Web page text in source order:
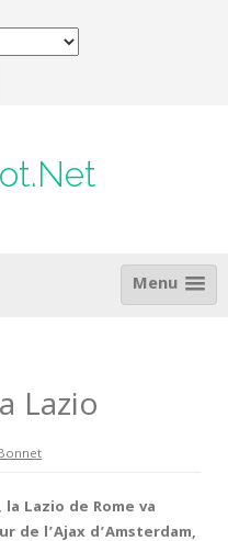
Menu
Lazio
Lazio de Rome va
de l’Ajax d’Amsterdam,